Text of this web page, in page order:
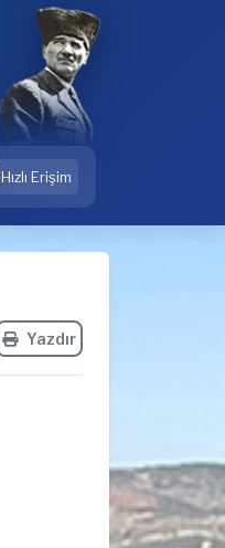
Hızlı Erişim
Yazdır